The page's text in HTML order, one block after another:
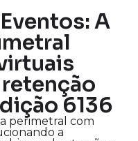
A
6136
perimetral com
a